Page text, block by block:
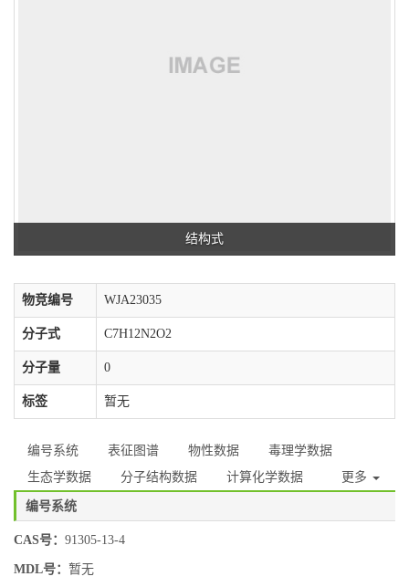
结构式
物竞编号 WJA23035
分子式 C7H12N2O2
分子量 0
标签 暂无
编号系统 表征图谱 物性数据
毒理学数据
生态学数据
分子结构数据 计算化学数据 更多
编号系统
CAS号： 91305-13-4
MDL号： 暂无